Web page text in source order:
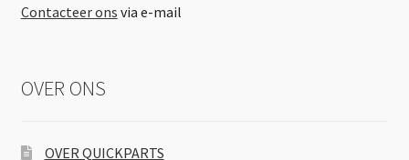
Contacteer ons via e-mail
OVER ONS
OVER QUICKPARTS